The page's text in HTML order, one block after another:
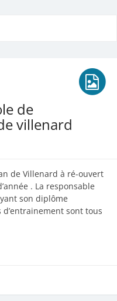
de
villenard
de Villenard à ré-ouvert
. La responsable
son diplôme
d’entrainement sont tous